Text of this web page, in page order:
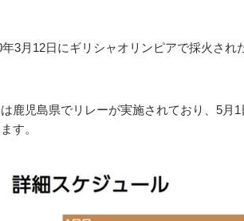
年3月12日にギリシャオリンピアで採火さ
鹿児島県でリレーが実施されており、5月
す。